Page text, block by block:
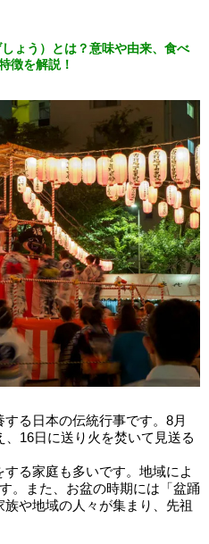
ょう）とは？意味や由来、食べ
徴を解説！
る日本の伝統行事です。8月
16日に送り火を焚いて見送る
る家庭も多いです。地域によ
。また、お盆の時期には「盆踊
や地域の人々が集まり、先祖